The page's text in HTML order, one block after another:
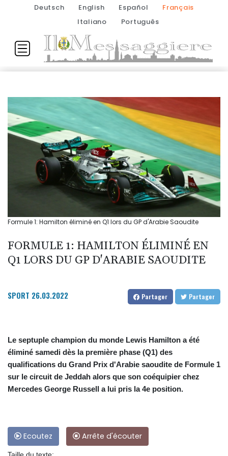
Deutsch English Español
Français
Italiano
Português
Formule 1: Hamilton éliminé en Q1 lors du GP d'Arabie Saoudite
FORMULE 1: HAMILTON ÉLIMINÉ EN
Q1 LORS DU GP D'ARABIE SAOUDITE
SPORT 26.03.2022 Partager Partager
Le septuple champion du monde Lewis Hamilton a été
éliminé samedi dès la première phase (Q1) des
qualifications du Grand Prix d'Arabie saoudite de Formule 1
sur le circuit de Jeddah alors que son coéquipier chez
Mercedes George Russell a lui pris la 4e position.
Ecoutez Arrête d'écouter